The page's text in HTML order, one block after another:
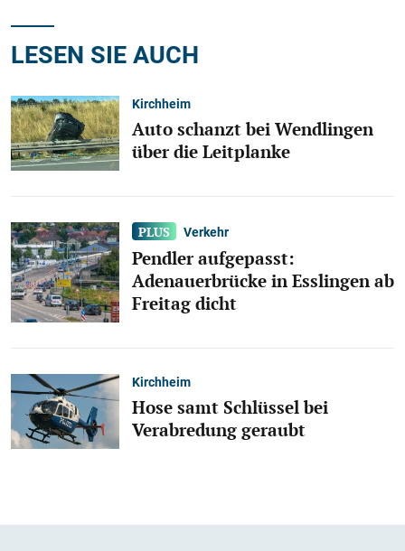
LESEN SIE AUCH
Kirchheim
Auto schanzt bei Wendlingen
über die Leitplanke
Verkehr
Pendler aufgepasst:
Adenauerbrücke in Esslingen ab
Freitag dicht
Kirchheim
Hose samt Schlüssel bei
Verabredung geraubt